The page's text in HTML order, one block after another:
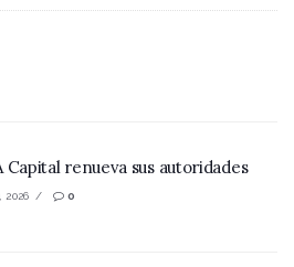
Capital renueva sus autoridades
2026 0